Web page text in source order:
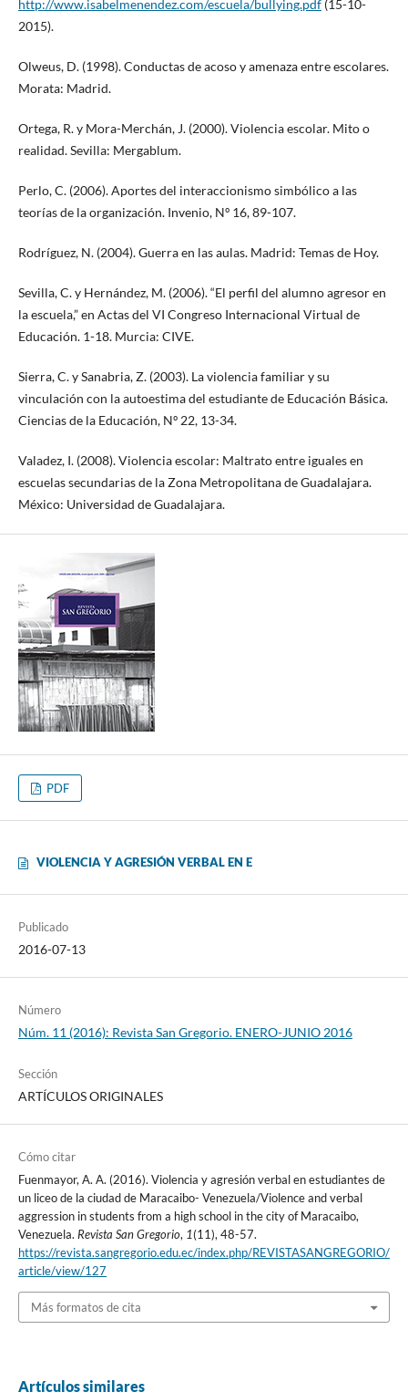
http://www.isabelmenendez.com/escuela/bullying.pdf(15-10-
2015).
Olweus, D. (1998). Conductas de acoso y amenaza entre escolares.
Morata: Madrid.
Ortega, R. y Mora-Merchán, J. (2000). Violencia escolar. Mito o
realidad. Sevilla: Mergablum.
Perlo, C. (2006). Aportes del interaccionismo simbólico a las
teorías de la organización. Invenio, Nº 16, 89-107.
Rodríguez, N. (2004). Guerra en las aulas. Madrid: Temas de Hoy.
Sevilla, C. y Hernández, M. (2006). “El perfil del alumno agresor en
la escuela,” en Actas del VI Congreso Internacional Virtual de
Educación. 1-18. Murcia: CIVE.
Sierra, C. y Sanabria, Z. (2003). La violencia familiar y su
vinculación con la autoestima del estudiante de Educación Básica.
Ciencias de la Educación, Nº 22, 13-34.
Valadez, I. (2008). Violencia escolar: Maltrato entre iguales en
escuelas secundarias de la Zona Metropolitana de Guadalajara.
México: Universidad de Guadalajara.
PDF
VIOLENCIA Y AGRESIÓN VERBAL EN E
Publicado
2016-07-13
Número
Núm. 11 (2016): Revista San Gregorio. ENERO-JUNIO 2016
Sección
ARTÍCULOS ORIGINALES
Cómo citar
Fuenmayor, A. A. (2016). Violencia y agresión verbal en estudiantes de
un liceo de la ciudad de Maracaibo- Venezuela/Violence and verbal
aggression in students from a high school in the city of Maracaibo,
Venezuela. Revista San Gregorio, 1(11), 48-57.
https://revista.sangregorio.edu.ec/index.php/REVISTASANGREGORIO/
article/view/127
Más formatos de cita
Artículos similares